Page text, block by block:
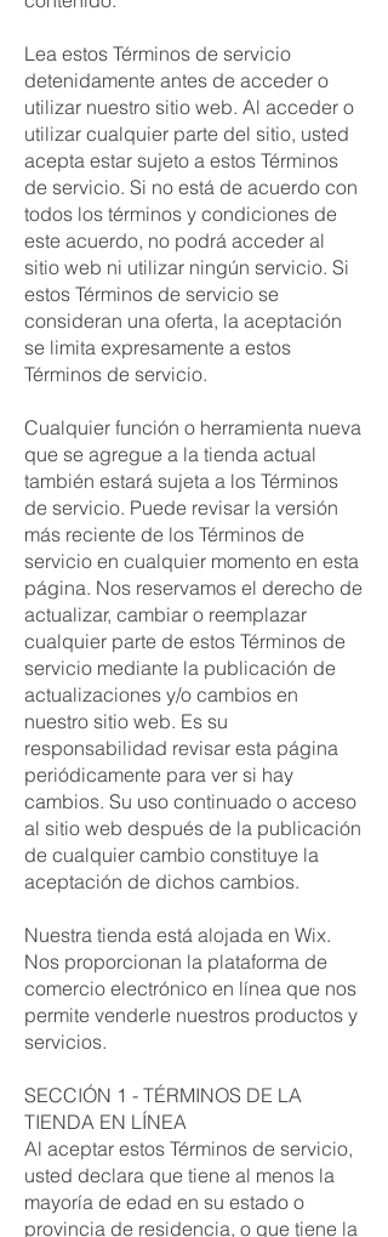
Lea estos Términos de servicio
detenidamente antes de acceder o
utilizar nuestro sitio web. Al acceder o
utilizar cualquier parte del sitio, usted
acepta estar sujeto a estos Términos
de servicio. Si no está de acuerdo con
todos los términos y condiciones de
este acuerdo, no podrá acceder al
sitio web ni utilizar ningún servicio. Si
estos Términos de servicio se
consideran una oferta, la aceptación
se limita expresamente a estos
Términos de servicio.
Cualquier función o herramienta nueva
que se agregue a la tienda actual
también estará sujeta a los Términos
de servicio. Puede revisar la versión
más reciente de los Términos de
servicio en cualquier momento en esta
página. Nos reservamos el derecho de
actualizar, cambiar o reemplazar
cualquier parte de estos Términos de
servicio mediante la publicación de
actualizaciones y/o cambios en
nuestro sitio web. Es su
responsabilidad revisar esta página
periódicamente para ver si hay
cambios. Su uso continuado o acceso
al sitio web después de la publicación
de cualquier cambio constituye la
aceptación de dichos cambios.
Nuestra tienda está alojada en Wix.
Nos proporcionan la plataforma de
comercio electrónico en línea que nos
permite venderle nuestros productos y
servicios.
SECCIÓN 1 - TÉRMINOS DE LA
TIENDA EN LÍNEA
Al aceptar estos Términos de servicio,
usted declara que tiene al menos la
mayoría de edad en su estado o
provincia de residencia, o que tiene la